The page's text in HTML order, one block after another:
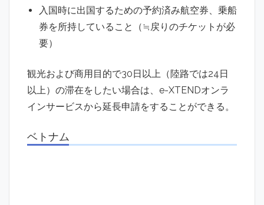
入国時に出国するための予約済み航空券、乗船
券を所持していること（≒戻りのチケットが必
要）
観光および商用目的で30日以上（陸路では24日
以上）の滞在をしたい場合は、e-XTENDオンラ
インサービスから延長申請をすることができる。
ベトナム